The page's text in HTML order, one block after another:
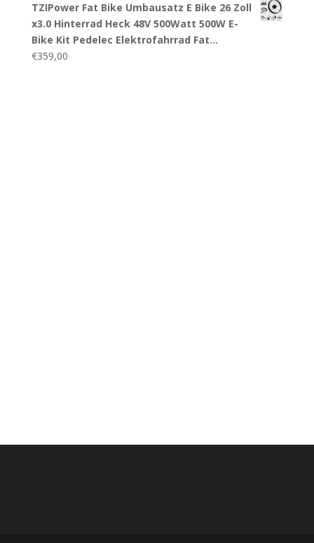
TZIPower Fat Bike Umbausatz E Bike 26 Zoll
x3.0 Hinterrad Heck 48V 500Watt 500W E-
Bike Kit Pedelec Elektrofahrrad Fat…
€359,00